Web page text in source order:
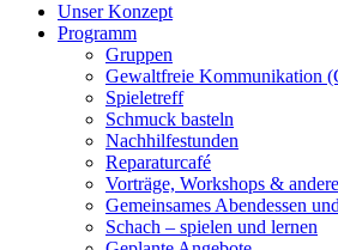
Unser Konzept
Programm
Gruppen
Gewaltfreie Kommunikation
Spieletreff
Schmuck basteln
Nachhilfestunden
Reparaturcafé
Vorträge, Workshops &
Gemeinsames Abendessen
Schach – spielen und lernen